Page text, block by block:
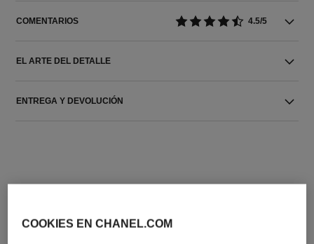
COMENTARIOS 4.5/5
EL ARTE DEL DETALLE
ENTREGA Y DEVOLUCIÓN
LA COMBINACIÓN PERFECTA
COOKIES EN CHANEL.COM